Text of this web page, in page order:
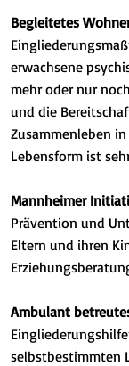
Begleitetes
erwachsene
mehr oder nur
und die
Zusammenleben
Lebensform ist
Mannheimer
Prävention und
Eltern und ihren
Ambulant
selbstbestimmten